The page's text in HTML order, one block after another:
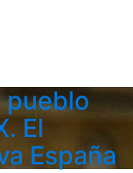
pueblo
El
España